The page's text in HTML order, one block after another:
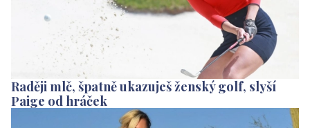
Raději mlč, špatně ukazuješ ženský golf, slyší
Paige od hráček